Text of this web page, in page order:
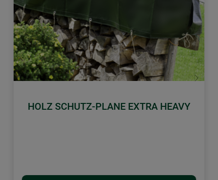
HOLZ SCHUTZ-PLANE EXTRA HEAVY
Zurück Weiter